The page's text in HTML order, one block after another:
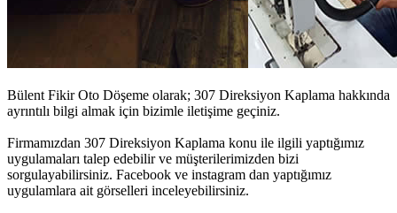
Bülent Fikir Oto Döşeme olarak; 307 Direksiyon Kaplama hakkında
ayrıntılı bilgi almak için bizimle iletişime geçiniz.
Firmamızdan 307 Direksiyon Kaplama konu ile ilgili yaptığımız
uygulamaları talep edebilir ve müşterilerimizden bizi
sorgulayabilirsiniz. Facebook ve instagram dan yaptığımız
uygulamlara ait görselleri inceleyebilirsiniz.